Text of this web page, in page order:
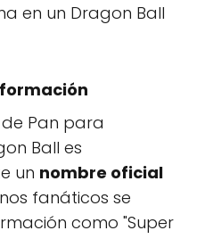
en un Dragon Ball
Pan para
Ball es
un nombre oficial
fanáticos se
como "Super